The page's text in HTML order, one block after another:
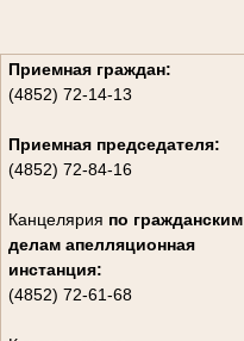
Приемная граждан:
(4852) 72-14-13
Приемная председателя:
(4852) 72-84-16
Канцелярия по гражданским
делам апелляционная
инстанция:
(4852) 72-61-68